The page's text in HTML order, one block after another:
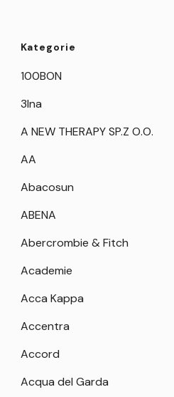
Kategorie
100BON
3Ina
A NEW THERAPY SP.Z O.O.
AA
Abacosun
ABENA
Abercrombie & Fitch
Academie
Acca Kappa
Accentra
Accord
Acqua del Garda